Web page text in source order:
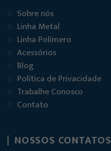
Sobre nós
Linha Metal
Linha Polímero
Acessórios
Blog
Política de Privacidade
Trabalhe Conosco
Contato
NOSSOS CONTATOS